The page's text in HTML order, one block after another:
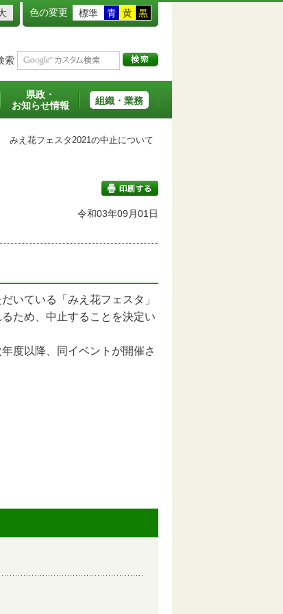
色の変更 標準 青 黄 黒
索
県政・
お知らせ情報
組織・業務
みえ花フェスタ2021の中止について
印刷する
令和03年09月01日
いている「みえ花フェスタ」
ため、中止することを決定い
度以降、同イベントが開催さ